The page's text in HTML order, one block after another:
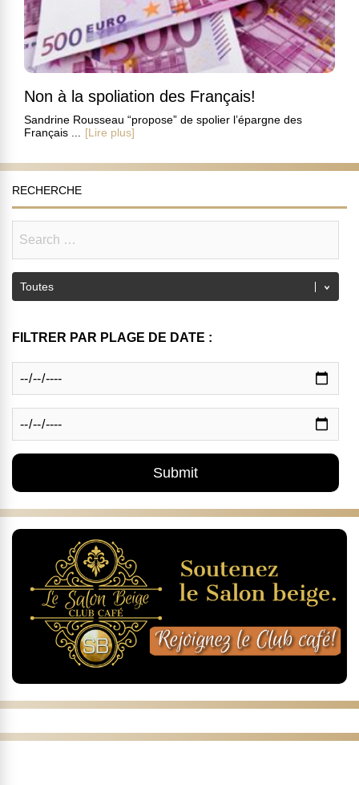
Non à la spoliation des Français!
Sandrine Rousseau “propose” de spolier l’épargne des
Français ...
[Lire plus]
RECHERCHE
FILTRER PAR PLAGE DE DATE :